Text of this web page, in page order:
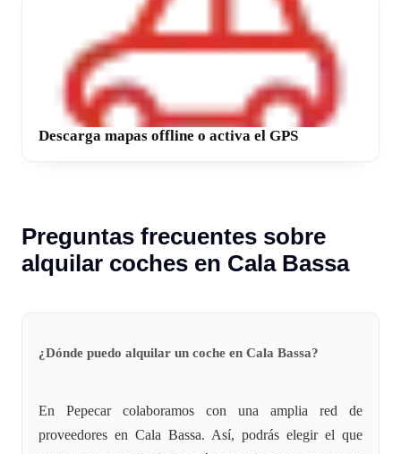
Descarga mapas offline o activa el GPS
Preguntas frecuentes sobre
alquilar coches en Cala Bassa
¿Dónde puedo alquilar un coche en Cala Bassa?
En Pepecar colaboramos con una amplia red de
proveedores en Cala Bassa. Así, podrás elegir el que